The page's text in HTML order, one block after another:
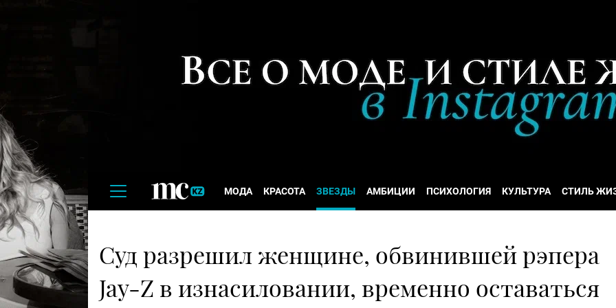
МОДА КРАСОТА ЗВЕЗДЫ АМБИЦИИ ПСИХОЛОГИЯ КУЛЬТУРА СТИЛЬ
Суд разрешил женщине, обвинившей рэпера
Jay-Z в изнасиловании, временно оставаться